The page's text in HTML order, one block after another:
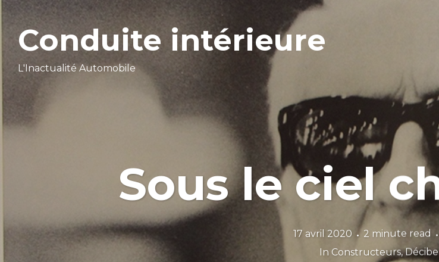
Conduite intérieure
L'Inactualité Automobile
Sous le ciel
17 avril 2020 2 minute read
In Constructeurs,